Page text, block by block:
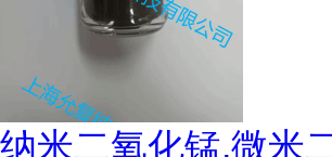
纳米二氧化锰,微米